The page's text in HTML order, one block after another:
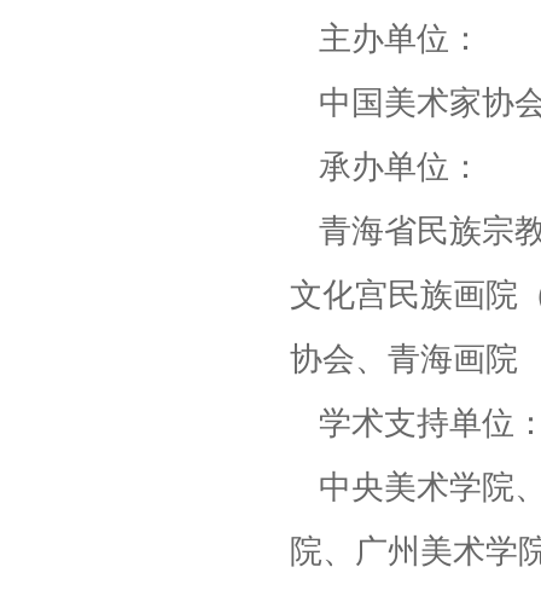
主办单位：
中国美术家协
承办单位：
青海省民族宗
文化宫民族画院
协会、青海画院
学术支持单位
中央美术学院
院、广州美术学